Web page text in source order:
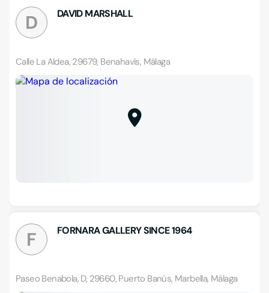
D DAVID MARSHALL
Calle La Aldea, 29679, Benahavís, Málaga
F FORNARA GALLERY SINCE 1964
Paseo Benabola, D, 29660, Puerto Banús, Marbella, Málaga